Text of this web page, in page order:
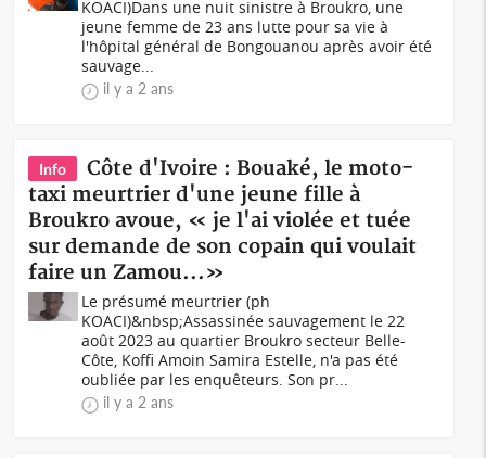
KOACI)Dans une nuit sinistre à Broukro, une
jeune femme de 23 ans lutte pour sa vie à
l'hôpital général de Bongouanou après avoir été
sauvage...
il y a 2 ans
Info
Côte d'Ivoire : Bouaké, le moto-
taxi meurtrier d'une jeune fille à
Broukro avoue, « je l'ai violée et tuée
sur demande de son copain qui voulait
faire un Zamou...»
Le présumé meurtrier (ph
KOACI)&nbsp;Assassinée sauvagement le 22
août 2023 au quartier Broukro secteur Belle-
Côte, Koffi Amoin Samira Estelle, n'a pas été
oubliée par les enquêteurs. Son pr...
il y a 2 ans